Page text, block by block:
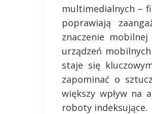
multimedialnych –
poprawiają
znaczenie
urządzeń
staje się
zapominać o
większy wpływ na
roboty indeksujące.